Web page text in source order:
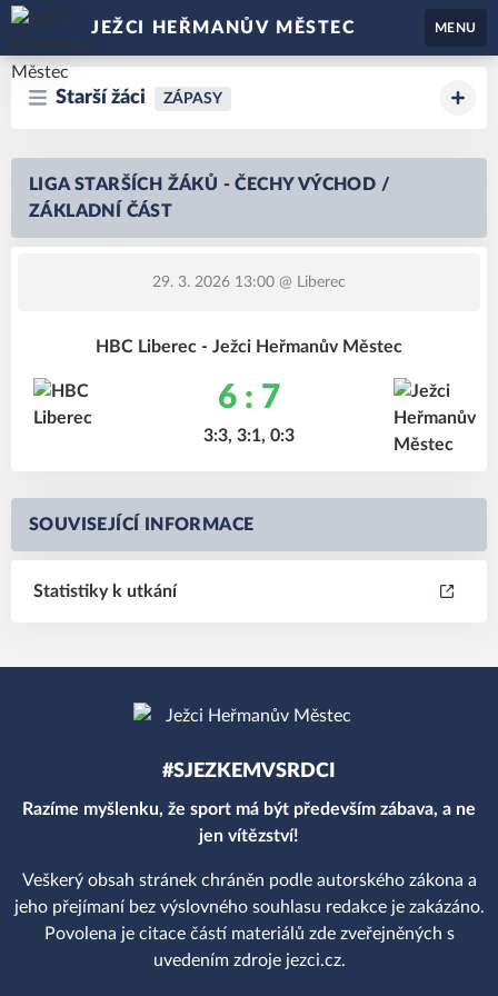
JEŽCI HEŘMANŮV MĚSTEC MENU
Starší žáci ZÁPASY
LIGA STARŠÍCH ŽÁKŮ - ČECHY VÝCHOD /
ZÁKLADNÍ ČÁST
29. 3. 2026 13:00 @ Liberec
HBC Liberec - Ježci Heřmanův Městec
6 : 7
3:3, 3:1, 0:3
SOUVISEJÍCÍ INFORMACE
Statistiky k utkání
#SJEZKEMVSRDCI
Razíme myšlenku, že sport má být především zábava, a ne
jen vítězství!
Veškerý obsah stránek chráněn podle autorského zákona a
jeho přejímaní bez výslovného souhlasu redakce je zakázáno.
Povolena je citace částí materiálů zde zveřejněných s
uvedením zdroje jezci.cz.